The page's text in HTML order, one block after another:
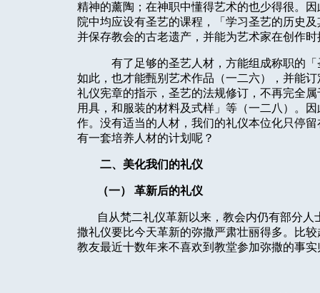
精神的薰陶；在神职中懂得艺术的也少得很。
院中均应设有圣艺的课程，「学习圣艺的历史
并保存教会的古老遗产，并能为艺术家在创作
有了足够的圣艺人材，方能组成称职的
如此，也才能甄别艺术作品（一二六），并能
礼仪宪章的指示，圣艺的法规修订，不再完全
用具，和服装的材料及式样」等（一二八）。
作。没有适当的人材，我们的礼仪本位化只停
有一套培养人材的计划呢？
二、美化我们的礼仪
（一） 革新后的礼仪
自从梵二礼仪革新以来，教会内仍有部分
撒礼仪要比今天革新的弥撒严肃壮丽得多。比
教友最近十数年来不喜欢到教堂参加弥撒的事